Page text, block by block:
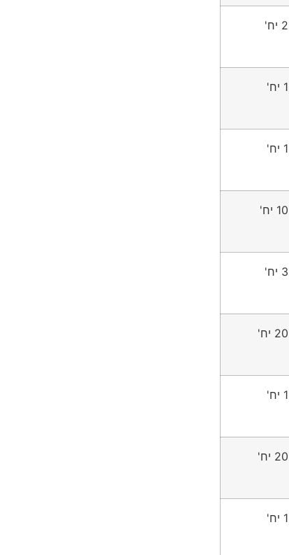
2 יח'
1 יח'
1 יח'
10 יח'
3 יח'
20 יח'
1 יח'
20 יח'
1 יח'